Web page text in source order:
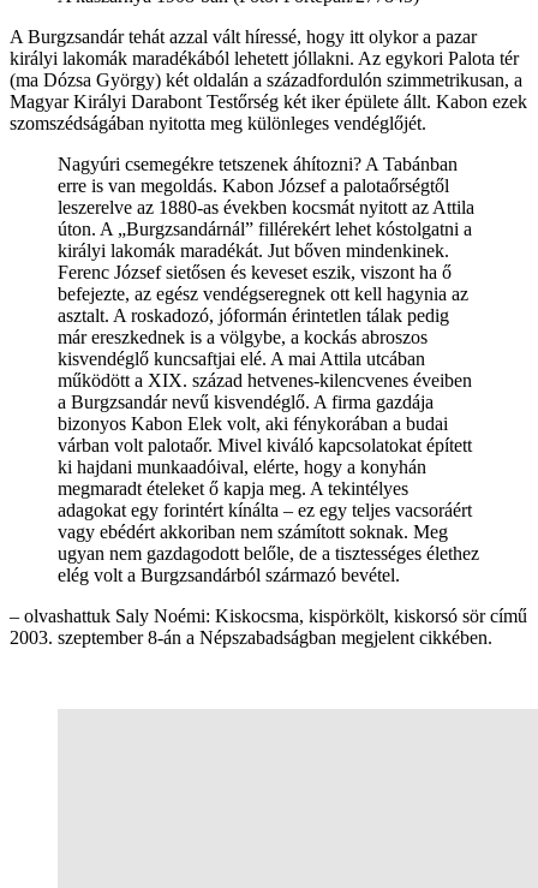
A Burgzsandár tehát azzal vált híressé, hogy itt olykor a pazar
királyi lakomák maradékából lehetett jóllakni. Az egykori Palota tér
(ma Dózsa György) két oldalán a századfordulón szimmetrikusan, a
Magyar Királyi Darabont Testőrség két iker épülete állt. Kabon ezek
szomszédságában nyitotta meg különleges vendéglőjét.
Nagyúri csemegékre tetszenek áhítozni? A Tabánban
erre is van megoldás. Kabon József a palotaőrségtől
leszerelve az 1880-as években kocsmát nyitott az Attila
úton. A „Burgzsandárnál” fillérekért lehet kóstolgatni a
királyi lakomák maradékát. Jut bőven mindenkinek.
Ferenc József sietősen és keveset eszik, viszont ha ő
befejezte, az egész vendégseregnek ott kell hagynia az
asztalt. A roskadozó, jóformán érintetlen tálak pedig
már ereszkednek is a völgybe, a kockás abroszos
kisvendéglő kuncsaftjai elé. A mai Attila utcában
működött a XIX. század hetvenes-kilencvenes éveiben
a Burgzsandár nevű kisvendéglő. A firma gazdája
bizonyos Kabon Elek volt, aki fénykorában a budai
várban volt palotaőr. Mivel kiváló kapcsolatokat épített
ki hajdani munkaadóival, elérte, hogy a konyhán
megmaradt ételeket ő kapja meg. A tekintélyes
adagokat egy forintért kínálta – ez egy teljes vacsoráért
vagy ebédért akkoriban nem számított soknak. Meg
ugyan nem gazdagodott belőle, de a tisztességes élethez
elég volt a Burgzsandárból származó bevétel.
– olvashattuk Saly Noémi: Kiskocsma, kispörkölt, kiskorsó sör című
2003. szeptember 8-án a Népszabadságban megjelent cikkében.